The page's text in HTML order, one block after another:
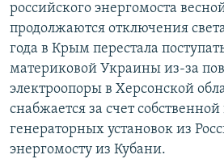
российского энергомоста
продолжаются отключения
года в Крым перестала
материковой Украины из-за
электроопоры в Херсонской
снабжается за счет
генераторных установок из
энергомосту из Кубани.